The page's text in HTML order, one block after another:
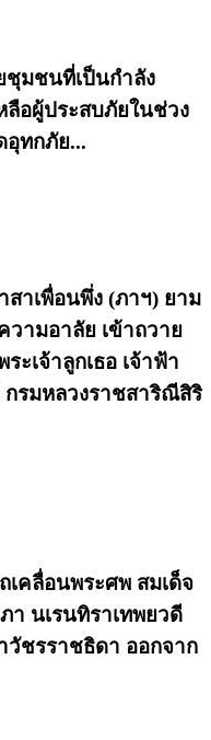
ชุมชนที่เป็นกำลัง
อผู้ประสบภัยในช่วง
อุทกภัย...
าเพื่อนพึ่ง (ภาฯ) ยาม
วามอาลัย เข้าถวาย
ะเจ้าลูกเธอ เจ้าฟ้า
กรมหลวงราชสาริณีสิริ
คลื่อนพระศพ สมเด็จ
า นเรนทิราเทพยวดี
ชรราชธิดา ออกจาก